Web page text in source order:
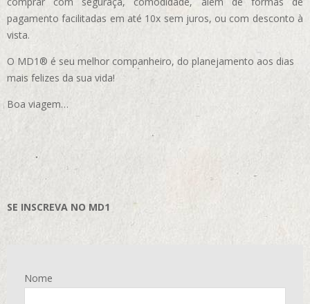
pagamento facilitadas em até 10x sem juros, ou com desconto à
vista.
O MD1® é seu melhor companheiro, do planejamento aos dias
mais felizes da sua vida!
Boa viagem…
SE INSCREVA NO MD1
Nome